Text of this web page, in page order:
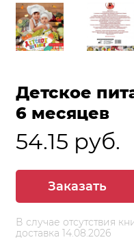
Детское
6 месяцев
54.15 руб.
Заказать
В случае отсутствия
доставка 14.08.2026